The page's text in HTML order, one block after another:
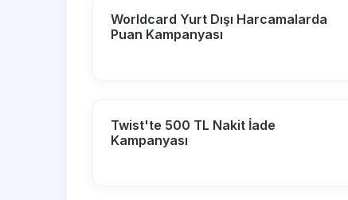
Worldcard Yurt Dışı Harcamalarda
Puan Kampanyası
Twist'te 500 TL Nakit İade
Kampanyası